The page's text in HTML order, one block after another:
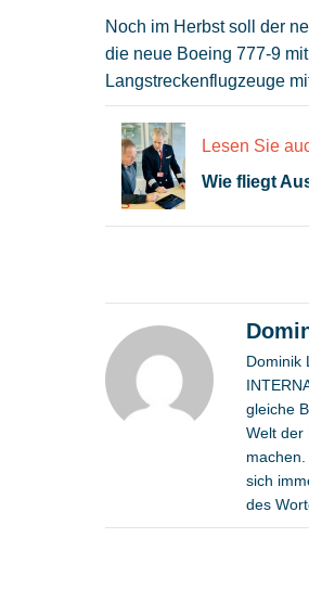
Noch im Herbst soll der
die neue Boeing 777-9
Langstreckenflugzeuge
Lesen Sie
Wie fliegt
Dominik
gleiche
Welt der
sich
des